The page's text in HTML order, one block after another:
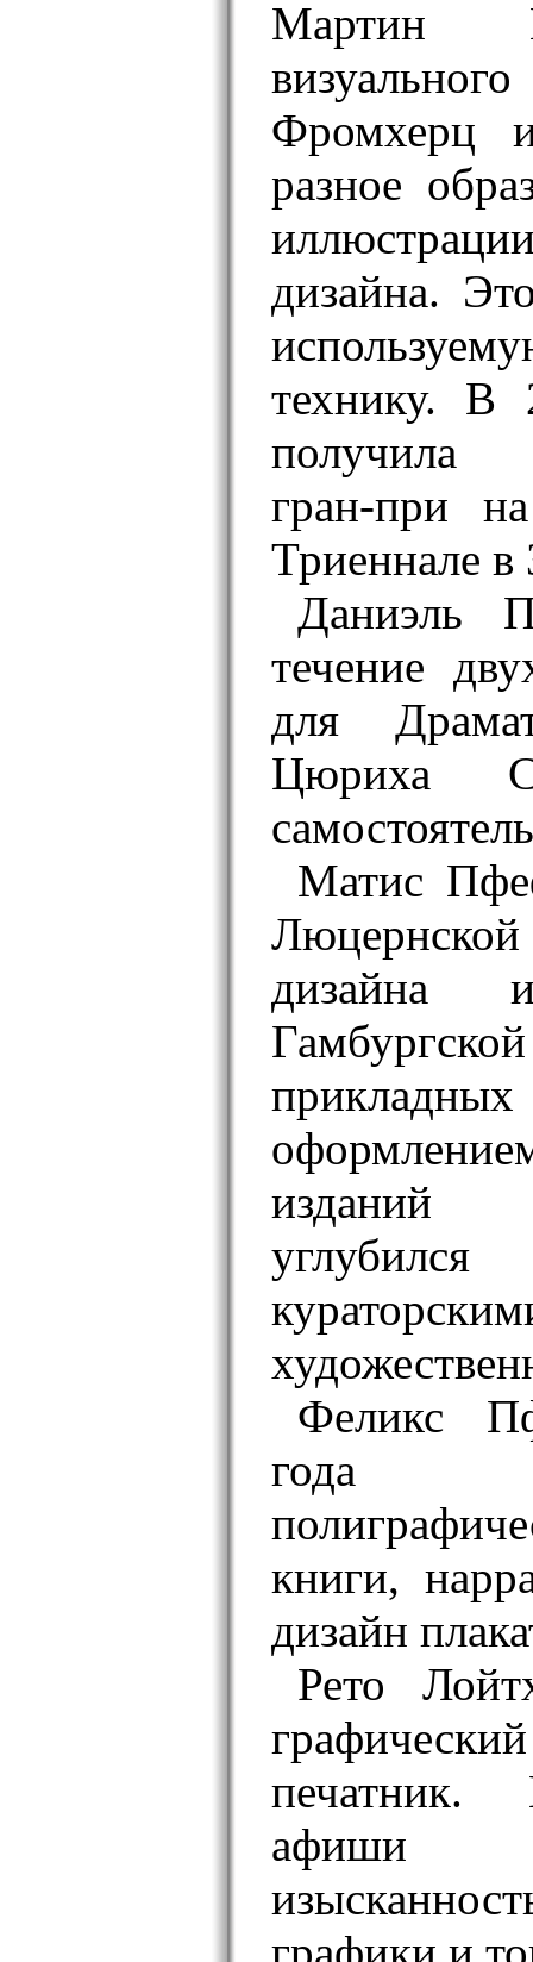
Мартин
Фромхерц
разное
дизайна.
технику. В
получила
гран-при
Триеннале в
Даниэль
течение
для
Цюриха
Матис
дизайна
изданий
Феликс
года
книги,
дизайн
Рето
печатник.
афиши